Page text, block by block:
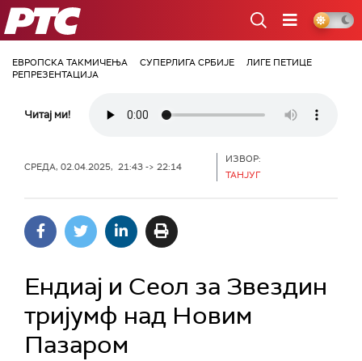
РТС
ЕВРОПСКА ТАКМИЧЕЊА СУПЕРЛИГА СРБИЈЕ
ЛИГЕ ПЕТИЦЕ
РЕПРЕЗЕНТАЦИЈА
Читај ми!
СРЕДА, 02.04.2025, 21:43 -> 22:14
ИЗВОР:
ТАНЈУГ
Ендиај и Сеол за Звездин
тријумф над Новим
Пазаром